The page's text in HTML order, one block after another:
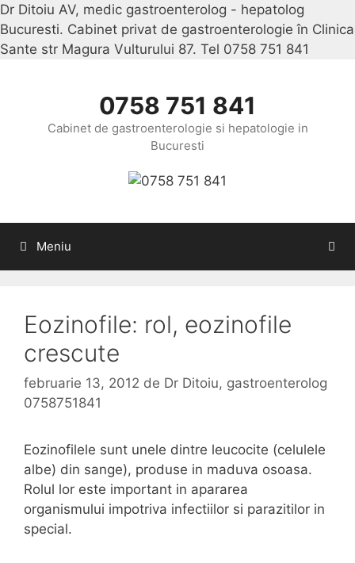
Dr Ditoiu AV, medic gastroenterolog - hepatolog
Bucuresti. Cabinet privat de gastroenterologie în Clinica
Sante str Magura Vulturului 87. Tel 0758 751 841
0758 751 841
Cabinet de gastroenterologie si hepatologie in
Bucuresti
Meniu
Eozinofile: rol, eozinofile
crescute
februarie 13, 2012 de Dr Ditoiu, gastroenterolog
0758751841
Eozinofilele sunt unele dintre leucocite (celulele
albe) din sange), produse in maduva osoasa.
Rolul lor este important in apararea
organismului impotriva infectiilor si parazitilor in
special.